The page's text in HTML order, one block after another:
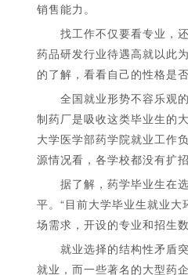
销售能力。
找工作不仅要看专业，还
药品研发行业待遇高就以此
的了解，看看自己的性格是否
全国就业形势不容乐观的
制药厂是吸收这类毕业生的
大学医学部药学院就业工作
源情况看，各学校都没有扩招
据了解，药学毕业生在选
平。“目前大学毕业生就业
场需求，开设的专业和招生
就业选择的结构性矛盾突
就业，而一些著名的大型药